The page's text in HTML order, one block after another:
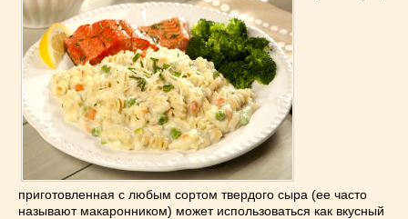
приготовленная с любым сортом твердого сыра (ее часто
называют макаронником) может использоваться как вкусный